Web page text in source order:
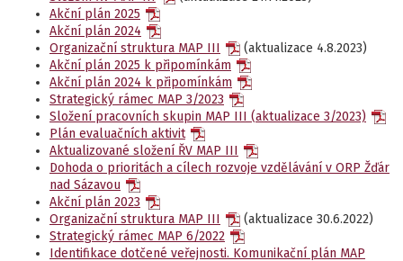
Akční plán 2025
Akční plán 2024
Organizační struktura MAP III
(aktualizace 4.8.2023)
Akční plán 2025 k připomínkám
Akční plán 2024 k připomínkám
Strategický rámec MAP 3/2023
Složení pracovních skupin MAP III (aktualizace 3/2023)
Plán evaluačních aktivit
Aktualizované složení ŘV MAP III
Dohoda o prioritách a cílech rozvoje vzdělávání v ORP Žďár
nad Sázavou
Akční plán 2023
Organizační struktura MAP III
(aktualizace 30.6.2022)
Strategický rámec MAP 6/2022
Identifikace dotčené veřejnosti. Komunikační plán MAP